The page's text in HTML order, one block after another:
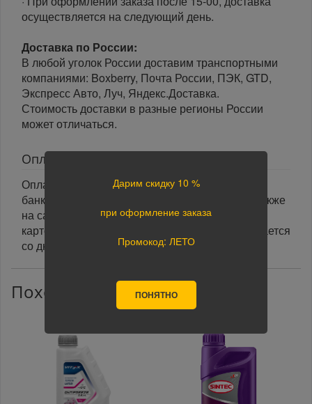
осуществляется на следующий день.
Доставка по России:
В любой уголок России доставим транспортными
компаниями: Boxberry, Почта России, ПЭК, GTD,
Экспресс Авто, Луч, Яндекс.Доставка.
Стоимость доставки в разные регионы России
может отличаться.
Оплата
Оплата заказа осуществляется наличными или
банковской картой курьеру при получении, а также
на сайте при оформлении заказа. При оплате
картой на сайте указанный срок доставки считается
со дня поступления оплаты.
Похожие товары
Дарим скидку 10 %
при оформление заказа
Промокод: ЛЕТО
ПОНЯТНО